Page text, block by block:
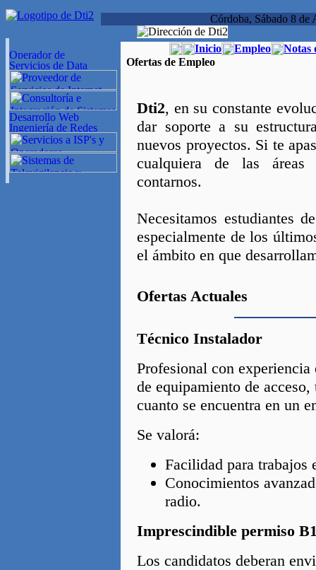
Córdoba, Sábado 8 de
Inicio Empleo
Notas
Ofertas de Empleo
Dti2, en su constante
dar soporte a su
nuevos proyectos. Si te
cualquiera de las
contarnos.
Necesitamos estudiantes
especialmente de los
el ámbito en que
Ofertas Actuales
Técnico Instalador
Profesional con
de equipamiento de
cuanto se encuentra en un
Se valorá:
Facilidad para trabajos
Conocimientos
radio.
Imprescindible permiso
Los candidatos deberan